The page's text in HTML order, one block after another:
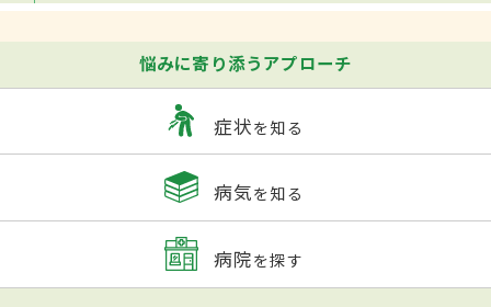
悩みに寄り添うアプローチ
症状を知る
病気を知る
病院を探す